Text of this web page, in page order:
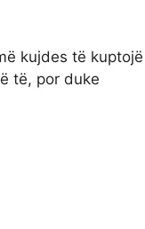
kujdes të kuptojë
të, por duke